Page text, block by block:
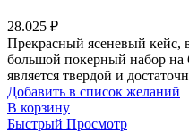
28.025 ₽
Прекрасный ясеневый кейс,
большой покерный набор на
является твердой и
Добавить в список желаний
В корзину
Быстрый Просмотр